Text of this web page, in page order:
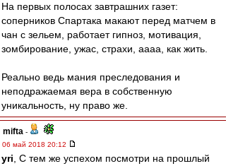
На первых полосах завтрашних газет:
соперников Спартака макают перед матчем в
чан с зельем, работает гипноз, мотивация,
зомбирование, ужас, страхи, аааа, как жить.
Реально ведь мания преследования и
неподражаемая вера в собственную
уникальность, ну право же.
mifta -
06 май 2018 20:12
yri , С тем же успехом посмотри на прошлый